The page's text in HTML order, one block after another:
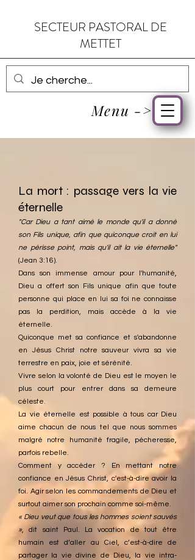
SECTEUR PASTORAL DE
METTET
Menu ->
La mort : passage vers la vie
éternelle
"Car Dieu a tant aimé le monde qu'il a donné
son Fils unique, afin que quiconque croit en lui
ne périsse point, mais qu'il ait la vie éternelle"
(Jean 3:16).
Dans son immense amour pour l'humanité,
Dieu a offert son Fils unique afin que toute
personne qui place en lui sa foi ne connaisse
pas la perdition, mais accède à la vie
éternelle.
Quiconque met sa confiance et s'abandonne
en Jésus Christ notre sauveur vivra sa vie
terrestre en paix, joie et sérénité.​
Vivre selon la volonté de Dieu est le moyen le
plus court pour entrer dans sa demeure
céleste.
La vie éternelle est possible à tous car Dieu
aime chacun de nous tel que nous sommes
malgré notre humanité fragile, pécheresse,
parfois rebelle.
Comment y accéder ? En mettant notre
confiance en Jésus Christ, c'est-à-dire avoir la
foi. Agir selon les commandements de Dieu et
surtout aimer son prochain comme soi-même.
« Dieu veut que tous les hommes soient sauvés
», dit saint Paul. La vocation de tout être
humain est d’aller au Ciel, c’est-à-dire de
partager la vie divine de Dieu, la vie intra-